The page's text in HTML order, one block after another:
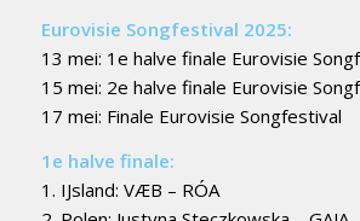
Eurovisie Songfestival 2025:
13 mei: 1e halve finale Eurovisie
15 mei: 2e halve finale Eurovisie
17 mei: Finale Eurovisie Songfestival
1e halve finale:
1. IJsland: VÆB – RÓA